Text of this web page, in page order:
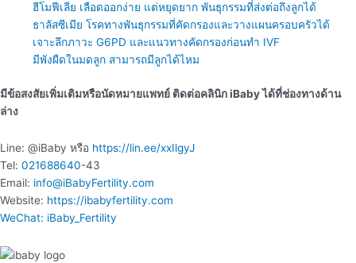
ฮีโมฟีเลีย เลือดออกง่าย แต่หยุดยาก พันธุกรรมที่ส่งต่อถึงลูกได้
ธาลัสซีเมีย โรคทางพันธุกรรมที่คัดกรองและวางแผนครอบครัวได้
เจาะลึกภาวะ G6PD และแนวทางคัดกรองก่อนทำ IVF
มีพังผืดในมดลูก สามารถมีลูกได้ไหม
มีข้อสงสัยเพิ่มเติมหรือนัดหมายแพทย์ ติดต่อคลินิก iBaby ได้ที่ช่องทางด้าน
ล่าง
Line: @iBaby หรือ https://lin.ee/xxIlgyJ
Tel: 021688640-43
Email: info@iBabyFertility.com
Website: https://ibabyfertility.com
WeChat: iBaby_Fertility